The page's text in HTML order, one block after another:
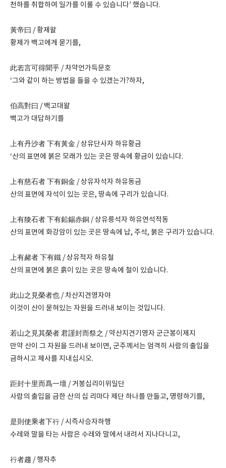
천하를 취합하여 일가를 이룰 수 있습니다’ 했습니다.
黃帝曰 / 황제왈
황제가 백고에게 묻기를,
此若言可得聞乎 / 차약언가득문호
‘그와 같이 하는 방법을 들을 수 있겠는가?하자,
伯高對曰 / 백고대왈
백고가 대답하기를
上有丹沙者 下有黃金 / 상유단사자 하유황금
‘산의 표면에 붉은 모래가 있는 곳은 땅속에 황금이 있습니다.
上有慈石者 下有銅金 / 상유자석자 하유동금
산의 표면에 자석이 있는 곳은, 땅속에 구리가 있습니다.
上有陵石者 下有鉛錫赤銅 / 상유릉석자 하유연석적동
산의 표면에 화강암이 있는 곳은 땅속에 납, 주석, 붉은 구리가 있습니다.
上有赭者 下有鐵 / 상유적자 하유철
산의 표면에 붉은 흙이 있는 곳은 땅속에 철이 있습니다.
此山之見榮者也 / 차산지견영자야
이것이 산이 묻혀있는 자원을 드러내 보이는 것입니다.
若山之見其榮者 君謹封而祭之 / 약산지견기영자 군근봉이제지
만약 산이 그 자원을 드러내 보이면, 군주께서는 엄격히 사람의 출입을
금하시고 제사를 지내십시오.
距封十里而爲一壇 / 거봉십리이위일단
사람의 출입을 금한 산의 십 리마다 제단 하나를 만들고, 명령하기를,
是則使乘者下行 / 시즉사승자하행
수레와 말을 타는 사람은 수레와 말에서 내려서 지나다니고,
行者趨 / 행자추